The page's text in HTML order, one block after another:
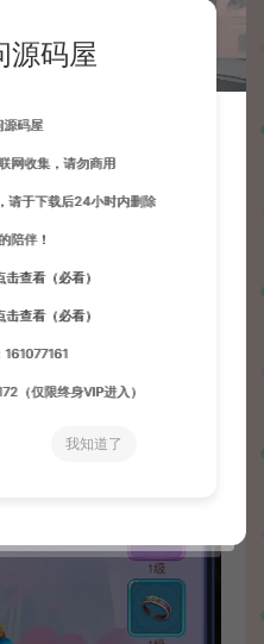
源码屋
源码屋
网收集，请勿商用
请于下载后24小时内删除
陪伴！
击查看（必看）
击查看（必看）
161077161
（仅限终身VIP进入）
我知道了